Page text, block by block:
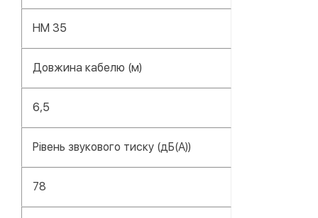
НМ 35
Довжина кабелю (м)
6,5
Рівень звукового тиску (дБ(А))
78